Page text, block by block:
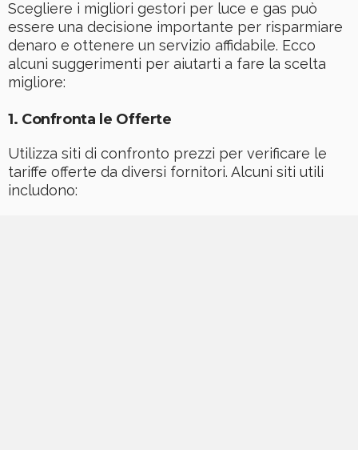
Scegliere i migliori gestori per luce e gas può
essere una decisione importante per risparmiare
denaro e ottenere un servizio affidabile. Ecco
alcuni suggerimenti per aiutarti a fare la scelta
migliore:
1. Confronta le Offerte
Utilizza siti di confronto prezzi per verificare le
tariffe offerte da diversi fornitori. Alcuni siti utili
includono: